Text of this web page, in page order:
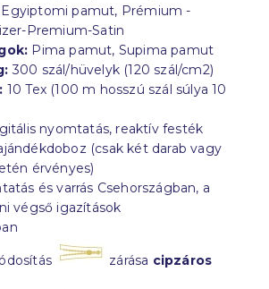
Egyiptomi pamut, Prémium -
Premium-Satin
Pima pamut, Supima pamut
300 szál/hüvelyk (120 szál/cm2)
10 Tex (100 m hosszú szál súlya 10
nyomtatás, reaktív festék
(csak két darab vagy
érvényes)
és varrás Csehországban, a
végső igazítások
zárása cipzáros